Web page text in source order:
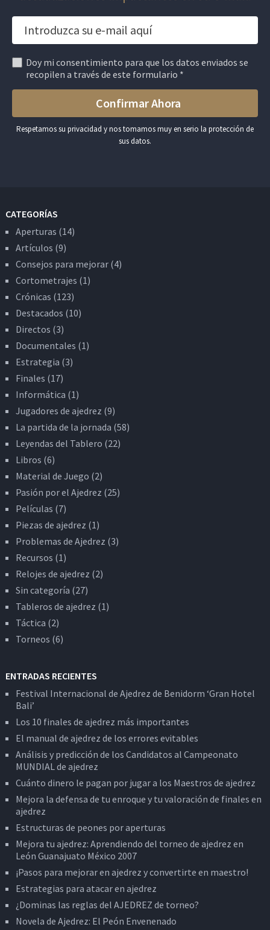
Doy mi consentimiento para que los datos enviados se
recopilen a través de este formulario *
Respetamos su privacidad y nos tomamos muy en serio la protección de
sus datos.
CATEGORÍAS
Aperturas (14)
Artículos (9)
Consejos para mejorar(4)
Cortometrajes (1)
Crónicas (123)
Destacados (10)
Directos (3)
Documentales (1)
Estrategia (3)
Finales (17)
Informática (1)
Jugadores de ajedrez (9)
La partida de la jornada (58)
Leyendas del Tablero (22)
Libros (6)
Material de Juego (2)
Pasión por el Ajedrez (25)
Películas (7)
Piezas de ajedrez (1)
Problemas de Ajedrez (3)
Recursos (1)
Relojes de ajedrez (2)
Sin categoría (27)
Tableros de ajedrez (1)
Táctica (2)
Torneos (6)
ENTRADAS RECIENTES
Festival Internacional de Ajedrez de Benidorm ‘Gran Hotel
Bali’
Los 10 finales de ajedrez más importantes
El manual de ajedrez de los errores evitables
Análisis y predicción de los Candidatos al Campeonato
MUNDIAL de ajedrez
Cuánto dinero le pagan por jugar a los Maestros de ajedrez
Mejora la defensa de tu enroque y tu valoración de finales en
ajedrez
Estructuras de peones por aperturas
Mejora tu ajedrez: Aprendiendo del torneo de ajedrez en
León Guanajuato México 2007
¡Pasos para mejorar en ajedrez y convertirte en maestro!
Estrategias para atacar en ajedrez
¿Dominas las reglas del AJEDREZ de torneo?
Novela de Ajedrez: El Peón Envenenado